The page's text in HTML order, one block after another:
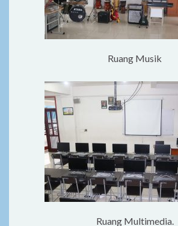
Ruang Musik
Ruang Multimedia.